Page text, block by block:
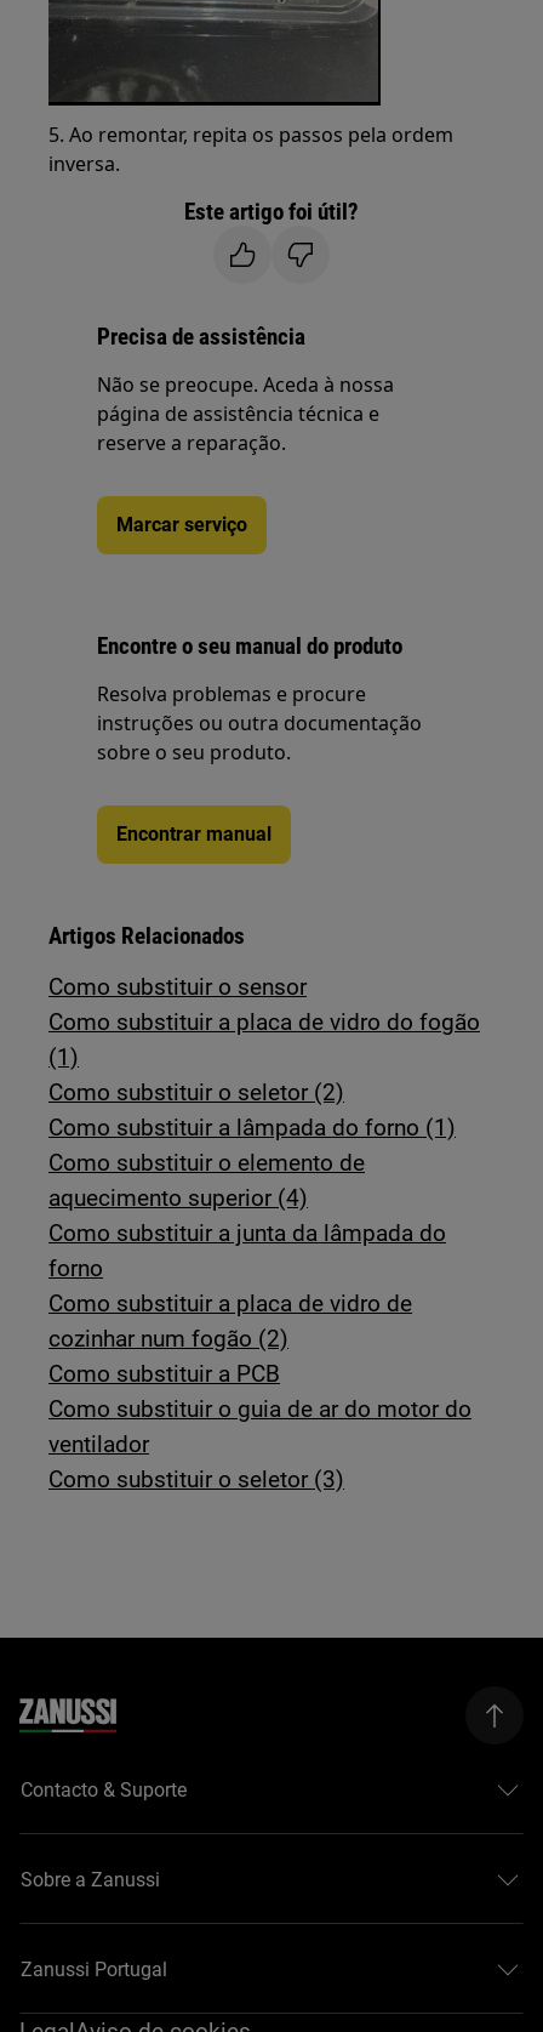
5. Ao remontar, repita os passos pela ordem
inversa.
Este artigo foi útil?
Precisa de assistência
Não se preocupe. Aceda à nossa
página de assistência técnica e
reserve a reparação.
Marcar serviço
Encontre o seu manual do produto
Resolva problemas e procure
instruções ou outra documentação
sobre o seu produto.
Encontrar manual
Artigos Relacionados
Como substituir o sensor
Como substituir a placa de vidro do fogão
(1)
Como substituir o seletor (2)
Como substituir a lâmpada do forno (1)
Como substituir o elemento de
aquecimento superior (4)
Como substituir a junta da lâmpada do
forno
Como substituir a placa de vidro de
cozinhar num fogão (2)
Como substituir a PCB
Como substituir o guia de ar do motor do
ventilador
Como substituir o seletor (3)
Contacto & Suporte
Sobre a Zanussi
Zanussi Portugal